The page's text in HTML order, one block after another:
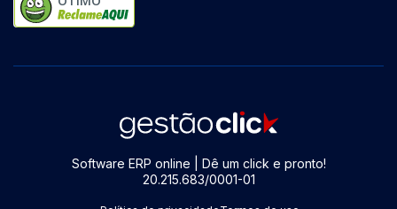
Software ERP online | Dê um click e pronto!
20.215.683/0001-01